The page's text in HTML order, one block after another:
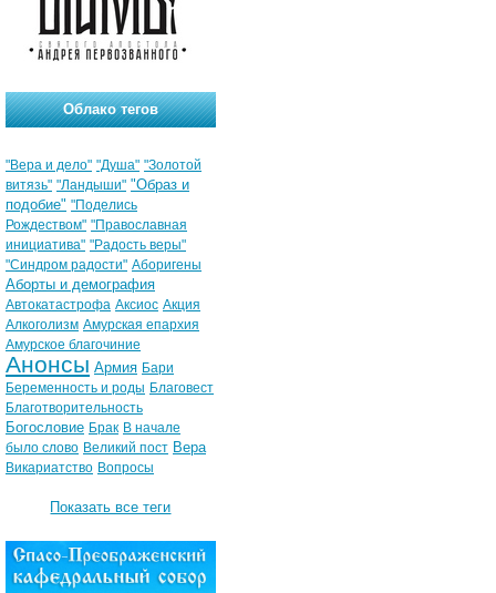
Облако тегов
"Вера и дело" "Душа" "Золотой
витязь" "Ландыши" "Образ и
подобие" "Поделись
Рождеством" "Православная
инициатива" "Радость веры"
"Синдром радости" Аборигены
Аборты и демография
Автокатастрофа Аксиос Акция
Алкоголизм Амурская епархия
Амурское благочиние
Анонсы Армия Бари
Беременность и роды Благовест
Благотворительность
Богословие Брак В начале
было слово Великий пост Вера
Викариатство Вопросы
Показать все теги